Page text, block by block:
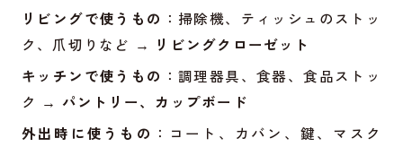
リビングで使うもの ：掃除機、ティッシュのストッ
ク、爪切りなど → リビングクローゼット
キッチンで使うもの ：調理器具、食器、食品ストッ
ク → パントリー、カップボード
外出時に使うもの ：コート、カバン、鍵、マスク